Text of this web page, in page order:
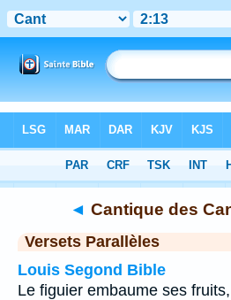
Cantique des Cantiqu > Chapitre 2> Verset
◄ Cantique des
Versets Parallèles
Louis Segond Bible
Le figuier embaume ses